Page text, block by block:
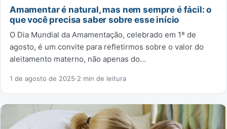
Amamentar é natural, mas nem sempre é fácil: o
que você precisa saber sobre esse início
O Dia Mundial da Amamentação, celebrado em 1º de
agosto, é um convite para refletirmos sobre o valor do
aleitamento materno, não apenas do…
1 de agosto de 2025·2 min de leitura